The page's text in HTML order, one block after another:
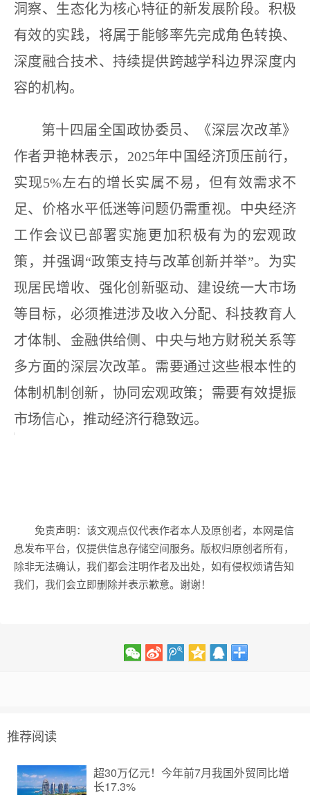
洞察、生态化为核心特征的新发展阶段。积极
有效的实践，将属于能够率先完成角色转换、
深度融合技术、持续提供跨越学科边界深度内
容的机构。
第十四届全国政协委员、《深层次改革》
作者尹艳林表示，2025年中国经济顶压前行，
实现5%左右的增长实属不易，但有效需求不
足、价格水平低迷等问题仍需重视。中央经济
工作会议已部署实施更加积极有为的宏观政
策，并强调“政策支持与改革创新并举”。为实
现居民增收、强化创新驱动、建设统一大市场
等目标，必须推进涉及收入分配、科技教育人
才体制、金融供给侧、中央与地方财税关系等
多方面的深层次改革。需要通过这些根本性的
体制机制创新，协同宏观政策；需要有效提振
市场信心，推动经济行稳致远。
免责声明：该文观点仅代表作者本人及原创者，本网是信
息发布平台，仅提供信息存储空间服务。版权归原创者所有，
除非无法确认，我们都会注明作者及出处，如有侵权烦请告知
我们，我们会立即删除并表示歉意。谢谢！
推荐阅读
超30万亿元！今年前7月我国外贸同比增
长17.3%